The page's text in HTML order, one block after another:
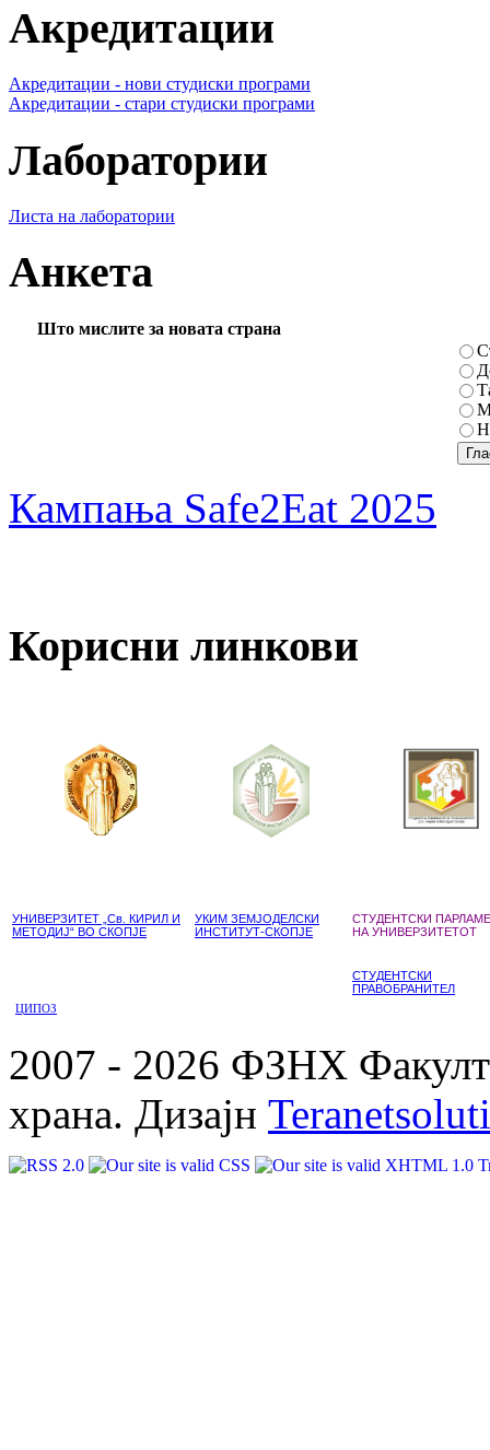
Акредитации
Акредитации - нови студиски програми
Акредитации - стари студиски програми
Лаборатории
Листа на лаборатории
Анкета
Што мислите за новата страна
Кампања Safe2Eat 2025
Корисни линкови
УНИВЕРЗИТЕТ „Св. КИРИЛ И
МЕТОДИЈ“ ВО СКОПЈЕ
УКИМ ЗЕМЈОДЕЛСКИ
ИНСТИТУТ-СКОПЈЕ
СТУДЕНТСКИ
НА УНИВЕРЗИТЕТОТ
СТУДЕНТСКИ
ПРАВОБРАНИТЕЛ
ЦИПОЗ
2007 - 2026 ФЗНХ
храна. Дизајн